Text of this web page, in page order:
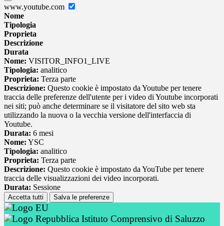
www.youtube.com
Nome
Tipologia
Proprieta
Descrizione
Durata
Nome: VISITOR_INFO1_LIVE
Tipologia: analitico
Proprieta: Terza parte
Descrizione: Questo cookie è impostato da Youtube per tenere
traccia delle preferenze dell'utente per i video di Youtube incorporati
nei siti; può anche determinare se il visitatore del sito web sta
utilizzando la nuova o la vecchia versione dell'interfaccia di
Youtube.
Durata: 6 mesi
Nome: YSC
Tipologia: analitico
Proprieta: Terza parte
Descrizione: Questo cookie è impostato da YouTube per tenere
traccia delle visualizzazioni dei video incorporati.
Durata: Sessione
Accetta tutti Salva le preferenze
Istituto Comprensivo di Saluzzo